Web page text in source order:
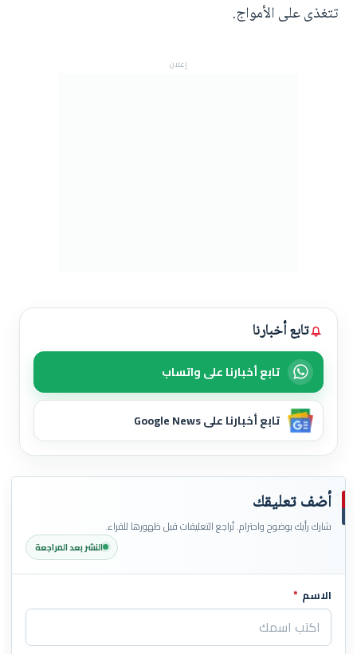
تتغذى على الأمواج.
إعلان
تابع أخبارنا
تابع أخبارنا على واتساب
تابع أخبارنا على Google News
أضف تعليقك
شارك رأيك بوضوح واحترام. تُراجع التعليقات قبل ظهورها للقراء.
النشر بعد المراجعة
اترك هذا الحقل فارغاً
الاسم *